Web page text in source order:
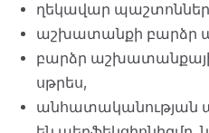
ղեկավար
աշխատանքի բարձր
բարձր
սթրես,
անհատականության